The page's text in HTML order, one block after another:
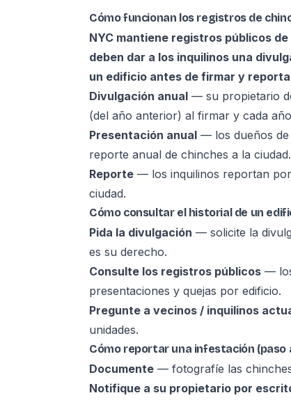
Cómo funcionan los registros de
NYC mantiene registros públicos
deben dar a los inquilinos una
un edificio antes de firmar y
Divulgación anual — su propietario
(del año anterior) al firmar y cada
Presentación anual — los dueños de
reporte anual de chinches a la ciudad.
Reporte — los inquilinos reportan
ciudad.
Cómo consultar el historial de un
Pida la divulgación — solicite la
es su derecho.
Consulte los registros públicos —
presentaciones y quejas por edificio.
Pregunte a vecinos / inquilinos
unidades.
Cómo reportar una infestación (paso
Documente — fotografíe las
Notifique a su propietario por